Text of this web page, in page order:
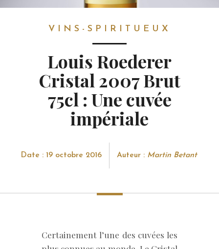
VINS-SPIRITUEUX
Louis Roederer
Cristal 2007 Brut
75cl : Une cuvée
impériale
Date : 19 octobre 2016 Auteur : Martin Betant
Certainement l’une des cuvées les